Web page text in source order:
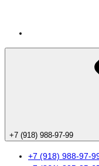
+7 (918) 988-97-99
+7 (918) 988-97-